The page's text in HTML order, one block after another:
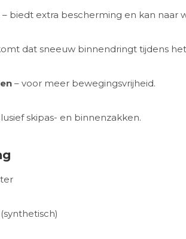
– biedt extra bescherming en kan naar
dat sneeuw binnendringt tijdens
– voor meer bewegingsvrijheid.
skipas- en binnenzakken.